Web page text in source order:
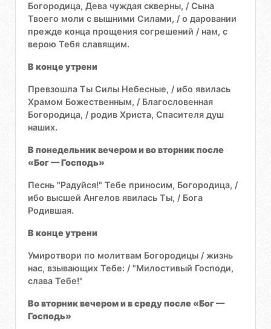
Богородица, Дева чуждая скверны, / Сына
Твоего моли с вышними Силами, / о даровании
прежде конца прощения согрешений / нам, с
верою Тебя славящим.
В конце утрени
Превзошла Ты Силы Небесные, / ибо явилась
Храмом Божественным, / Благословенная
Богородица, / родив Христа, Спасителя душ
наших.
В понедельник вечером и во вторник после
«Бог — Господь»
Песнь "Радуйся!" Тебе приносим, Богородица, /
ибо высшей Ангелов явилась Ты, / Бога
Родившая.
В конце утрени
Умиротвори по молитвам Богородицы / жизнь
нас, взывающих Тебе: / "Милостивый Господи,
слава Тебе!"
Во вторник вечером и в среду после «Бог —
Господь»